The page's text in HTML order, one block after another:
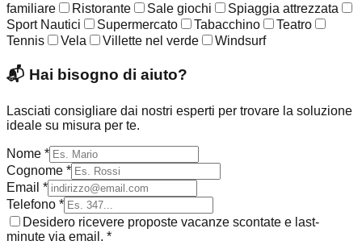
familiare
Ristorante Sale giochi
Spiaggia attrezzata
Sport Nautici
Supermercato Tabacchino
Teatro
Tennis
Vela Villette nel verde Windsurf
📬 Hai bisogno di aiuto?
Lasciati consigliare dai nostri esperti per trovare la soluzione
ideale su misura per te.
Nome *
Cognome *
Email *
Telefono *
Desidero ricevere proposte vacanze scontate e last-
minute via email. *